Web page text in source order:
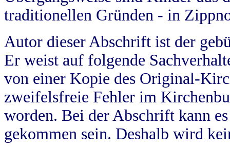
traditionellen Gründen - in
Autor dieser Abschrift ist der
Er weist auf folgende
von einer Kopie des Original-
zweifelsfreie Fehler im
worden. Bei der Abschrift kann
gekommen sein. Deshalb wird